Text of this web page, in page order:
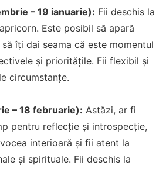
– 19 ianuarie): Fii deschis la
Este posibil să apară
îți dai seama că este momentul
și prioritățile. Fii flexibil și
circumstanțe.
– 18 februarie): Astăzi, ar fi
pentru reflecție și introspecție,
interioară și fii atent la
și spirituale. Fii deschis la